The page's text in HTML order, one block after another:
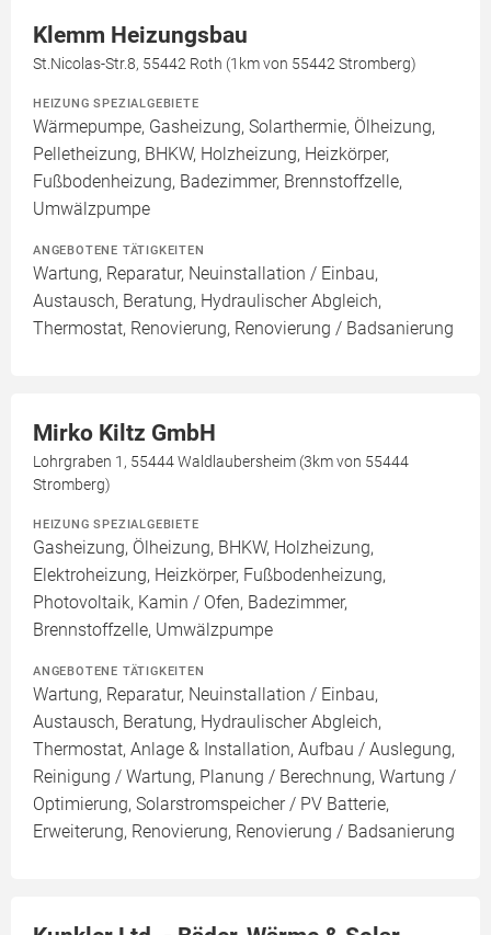
Klemm Heizungsbau
St.Nicolas-Str.8, 55442 Roth (1km von 55442 Stromberg)
HEIZUNG SPEZIALGEBIETE
Wärmepumpe, Gasheizung, Solarthermie, Ölheizung,
Pelletheizung, BHKW, Holzheizung, Heizkörper,
Fußbodenheizung, Badezimmer, Brennstoffzelle,
Umwälzpumpe
ANGEBOTENE TÄTIGKEITEN
Wartung, Reparatur, Neuinstallation / Einbau,
Austausch, Beratung, Hydraulischer Abgleich,
Thermostat, Renovierung, Renovierung / Badsanierung
Mirko Kiltz GmbH
Lohrgraben 1, 55444 Waldlaubersheim (3km von 55444
Stromberg)
HEIZUNG SPEZIALGEBIETE
Gasheizung, Ölheizung, BHKW, Holzheizung,
Elektroheizung, Heizkörper, Fußbodenheizung,
Photovoltaik, Kamin / Ofen, Badezimmer,
Brennstoffzelle, Umwälzpumpe
ANGEBOTENE TÄTIGKEITEN
Wartung, Reparatur, Neuinstallation / Einbau,
Austausch, Beratung, Hydraulischer Abgleich,
Thermostat, Anlage & Installation, Aufbau / Auslegung,
Reinigung / Wartung, Planung / Berechnung, Wartung /
Optimierung, Solarstromspeicher / PV Batterie,
Erweiterung, Renovierung, Renovierung / Badsanierung